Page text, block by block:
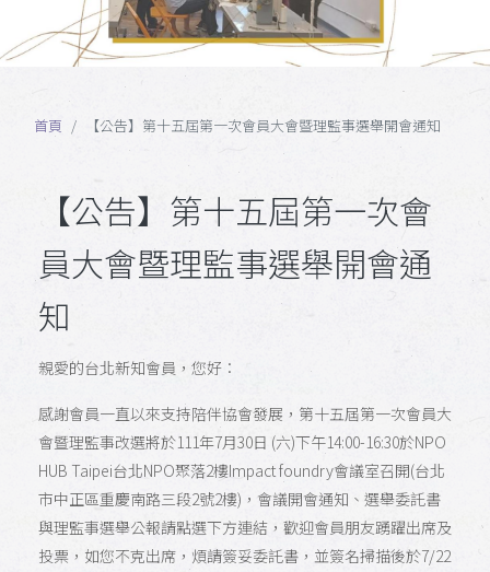
首頁 【公告】第十五屆第一次會員大會暨理監事選舉開會通知
【公告】第十五屆第一次會
員大會暨理監事選舉開會通
知
親愛的台北新知會員，您好：
感謝會員一直以來支持陪伴協會發展，第十五屆第一次會員大
會暨理監事改選將於111年7月30日 (六)下午14:00-16:30於NPO
HUB Taipei台北NPO聚落2樓Impact foundry會議室召開(台北
市中正區重慶南路三段2號2樓)，會議開會通知、選舉委託書
與理監事選舉公報請點選下方連結，歡迎會員朋友踴躍出席及
投票，如您不克出席，煩請簽妥委託書，並簽名掃描後於7/22